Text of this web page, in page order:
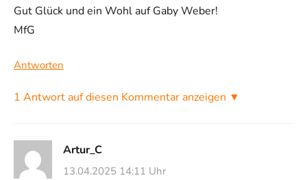
Gut Glück und ein Wohl auf Gaby Weber!
MfG
Antworten
1 Antwort auf diesen Kommentar anzeigen ▼
Artur_C
13.04.2025 14:11 Uhr